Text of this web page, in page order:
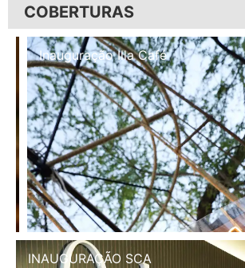
COBERTURAS
Inauguração Illa Café
INAUGURAÇÃO SCA